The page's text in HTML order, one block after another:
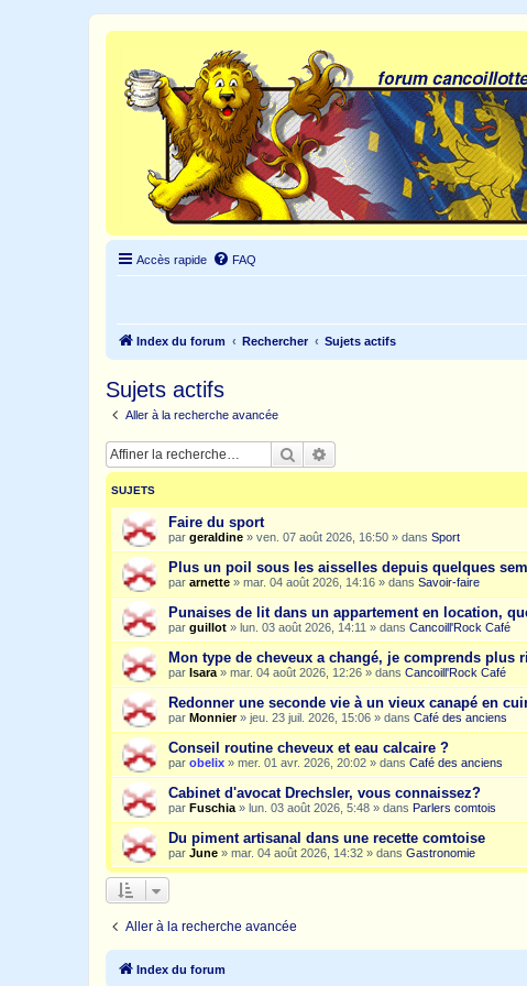
Accès rapide FAQ
Index du forum Rechercher Sujets actifs
Sujets actifs
Aller à la recherche avancée
Rechercher
SUJETS
Faire du sport
par geraldine » ven. 07 août 2026, 16:50 » dans Sport
Plus un poil sous les aisselles depuis quelques
par arnette » mar. 04 août 2026, 14:16 » dans Savoir-faire
Punaises de lit dans un appartement en location,
par guillot » lun. 03 août 2026, 14:11 » dans Cancoill'Rock Café
Mon type de cheveux a changé, je comprends plus
par Isara » mar. 04 août 2026, 12:26 » dans Cancoill'Rock Café
Redonner une seconde vie à un vieux canapé en
par Monnier» jeu. 23 juil. 2026, 15:06 » dans Café des anciens
Conseil routine cheveux et eau calcaire ?
par obelix » mer. 01 avr. 2026, 20:02 » dans Café des anciens
Cabinet d'avocat Drechsler, vous connaissez?
par Fuschia » lun. 03 août 2026, 5:48 » dans Parlers comtois
Du piment artisanal dans une recette comtoise
par June » mar. 04 août 2026, 14:32 » dans Gastronomie
Aller à la recherche avancée
Index du forum